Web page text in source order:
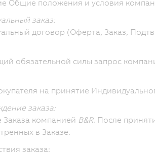
Общие положения и условия
заказ:
договор (Оферта, Заказ,
обязательной силы запрос
на принятие
заказа:
Заказа компанией B&R. После
в Заказе.
заказа: